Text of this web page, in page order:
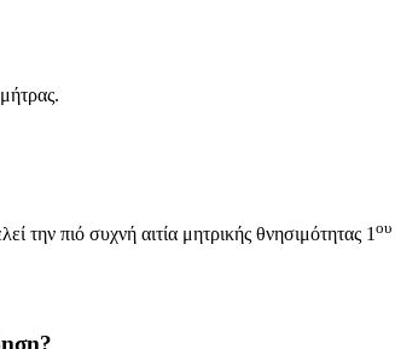
την πιό συχνή αιτία μητρικής θνησιμότητας 1 ου